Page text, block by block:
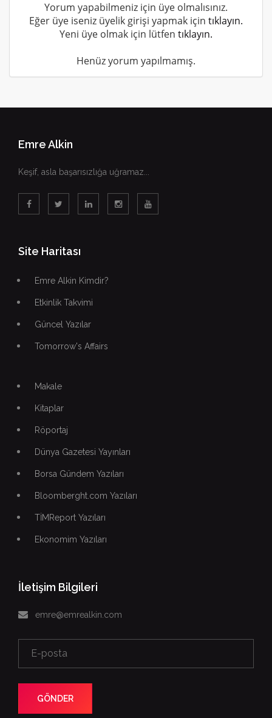
Yorum yapabilmeniz için üye olmalısınız.
Eğer üye iseniz üyelik girişi yapmak için tıklayın.
Yeni üye olmak için lütfen tıklayın.
Henüz yorum yapılmamış.
Emre Alkin
Keşif, asla başarısızlığa uğramaz...
Site Haritası
Emre Alkin Kimdir?
Etkinlik Takvimi
Güncel Yazılar
Tomorrow's Affairs
Makale
Kitaplar
Röportaj
Dünya Gazetesi Yayınları
Borsa Gündem Yazıları
Bloomberght.com Yazıları
TİMReport Yazıları
Ekonomim Yazıları
İletişim Bilgileri
emre@emrealkin.com
GÖNDER